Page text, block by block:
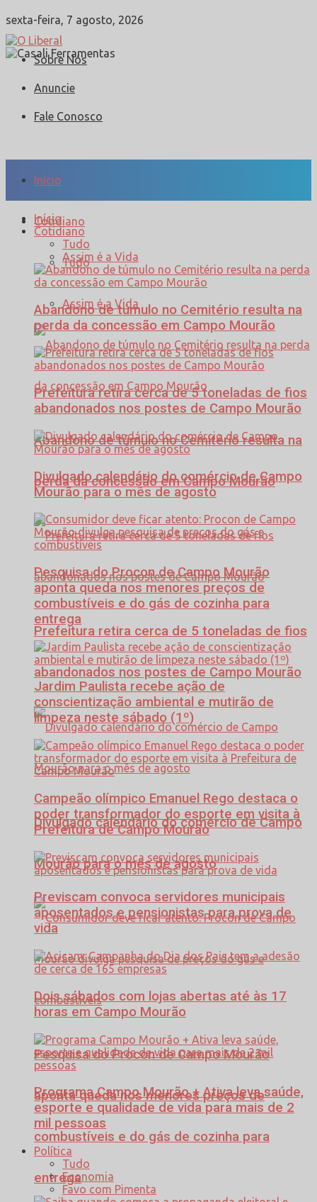
sexta-feira, 7 agosto, 2026
Sobre Nós
Anuncie
Fale Conosco
Início
Cotidiano
Tudo
Assim é a Vida
Abandono de túmulo no Cemitério resulta na
perda da concessão em Campo Mourão
Prefeitura retira cerca de 5 toneladas de fios
abandonados nos postes de Campo Mourão
Divulgado calendário do comércio de Campo
Mourão para o mês de agosto
Pesquisa do Procon de Campo Mourão
aponta queda nos menores preços de
combustíveis e do gás de cozinha para
entrega
Início
Cotidiano
Tudo
Assim é a Vida
Abandono de túmulo no Cemitério resulta na
perda da concessão em Campo Mourão
Prefeitura retira cerca de 5 toneladas de fios
abandonados nos postes de Campo Mourão
Divulgado calendário do comércio de Campo
Mourão para o mês de agosto
Pesquisa do Procon de Campo Mourão
aponta queda nos menores preços de
combustíveis e do gás de cozinha para
entrega
Jardim Paulista recebe ação de
conscientização ambiental e mutirão de
limpeza neste sábado (1º)
Campeão olímpico Emanuel Rego destaca o
poder transformador do esporte em visita à
Prefeitura de Campo Mourão
Previscam convoca servidores municipais
aposentados e pensionistas para prova de
vida
Dois sábados com lojas abertas até às 17
horas em Campo Mourão
Programa Campo Mourão + Ativa leva saúde,
esporte e qualidade de vida para mais de 2
mil pessoas
Política
Tudo
Economia
Favo com Pimenta